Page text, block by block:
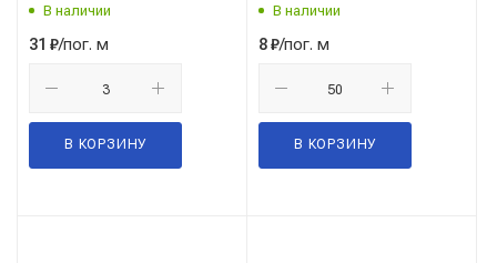
В наличии
31 ₽/пог. м
В КОРЗИНУ
В наличии
8₽/пог. м
В КОРЗИНУ